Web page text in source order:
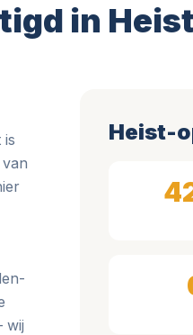
in
is
wij
Heist-